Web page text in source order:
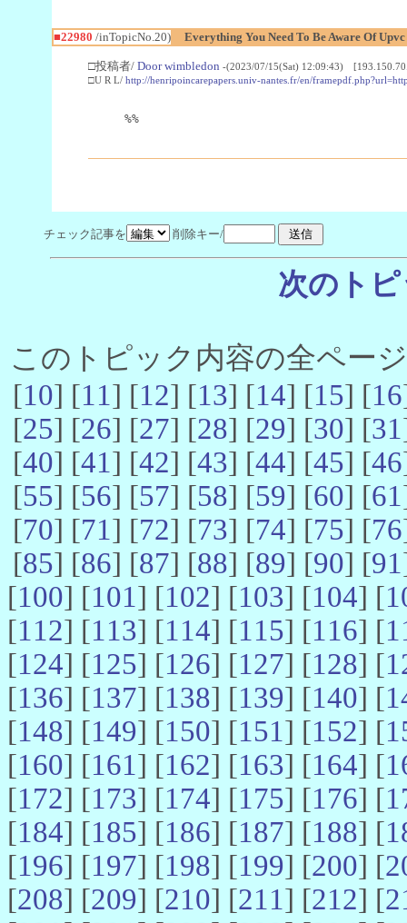
■22980 /inTopicNo.20) Everything You Need To Be Aware Of
□投稿者/ Door wimbledon -(2023/07/15(Sat) 12:09:43)
□U R L/ http://henripoincarepapers.univ-nantes.fr/en/
%%
チェック記事を 削除キー/
次のト
このトピック内容の全ペー
[10] [11] [12] [13] [14] [15] [16
[25] [26] [27] [28] [29] [30] [31
[40] [41] [42] [43] [44] [45] [46
[55] [56] [57] [58] [59] [60] [61
[70] [71] [72] [73] [74] [75] [76
[85] [86] [87] [88] [89] [90] [91
[100] [101] [102] [103] [104] [
[112] [113] [114] [115] [116] [
[124] [125] [126] [127] [128] [
[136] [137] [138] [139] [140] [
[148] [149] [150] [151] [152] [
[160] [161] [162] [163] [164] [
[172] [173] [174] [175] [176] [
[184] [185] [186] [187] [188] [
[196] [197] [198] [199] [200] [
[208] [209] [210] [211] [212] [